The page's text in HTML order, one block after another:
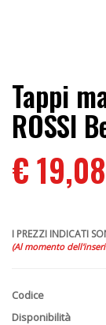
Tappi
ROSSI
€ 19,08
I PREZZI INDICATI
(Al momento
Codice
Disponibilità